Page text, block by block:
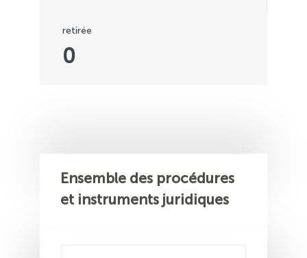
0
retirée
Ensemble des procédures
et instruments juridiques